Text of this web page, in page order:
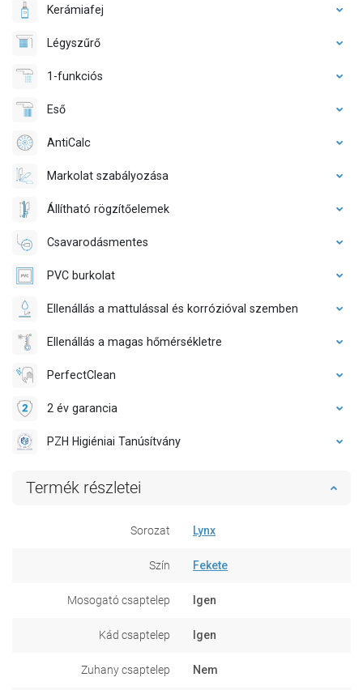
Kerámiafej
Légyszűrő
1-funkciós
Eső
AntiCalc
Markolat szabályozása
Állítható rögzítőelemek
Csavarodásmentes
PVC burkolat
Ellenállás a mattulással és korrózióval szemben
Ellenállás a magas hőmérsékletre
PerfectClean
2 év garancia
PZH Higiéniai Tanúsítvány
Termék részletei
Sorozat Lynx
Szín Fekete
Mosogató csaptelep Igen
Kád csaptelep Igen
Zuhany csaptelep Nem